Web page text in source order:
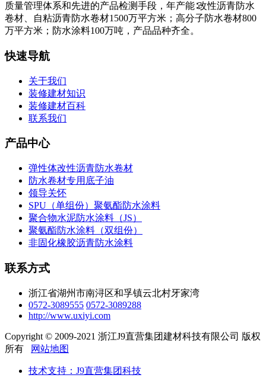
质量管理体系和先进的产品检测手段，年产能∶改性沥青防水
卷材、自粘沥青防水卷材1500万平方米；高分子防水卷材800
万平方米；防水涂料100万吨，产品品种齐全。
快速导航
关于我们
装修建材知识
装修建材百科
联系我们
产品中心
弹性体改性沥青防水卷材
防水卷材专用底子油
领导关怀
SPU（单组份）聚氨酯防水涂料
聚合物水泥防水涂料（JS）
聚氨酯防水涂料（双组份）
非固化橡胶沥青防水涂料
联系方式
浙江省湖州市南浔区和孚镇云北村牙家湾
0572-3089555 0572-3089288
http://www.uxiyi.com
Copyright © 2009-2021 浙江J9直营集团建材科技有限公司 版权
所有
网站地图
技术支持：J9直营集团科技